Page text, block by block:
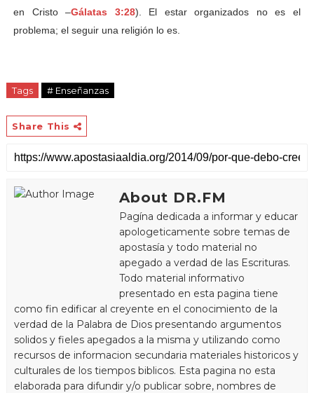
en Cristo –Gálatas 3:28). El estar organizados no es el
problema; el seguir una religión lo es.
Tags # Enseñanzas
Share This
About DR.FM
Pagína dedicada a informar y educar
apologeticamente sobre temas de
apostasía y todo material no
apegado a verdad de las Escrituras.
Todo material informativo
presentado en esta pagina tiene
como fin edificar al creyente en el conocimiento de la
verdad de la Palabra de Dios presentando argumentos
solidos y fieles apegados a la misma y utilizando como
recursos de informacion secundaria materiales historicos y
culturales de los tiempos biblicos. Esta pagina no esta
elaborada para difundir y/o publicar sobre, nombres de